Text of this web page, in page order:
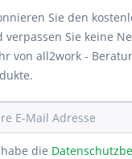
Sie den
verpassen Sie keine
von all2work -
die